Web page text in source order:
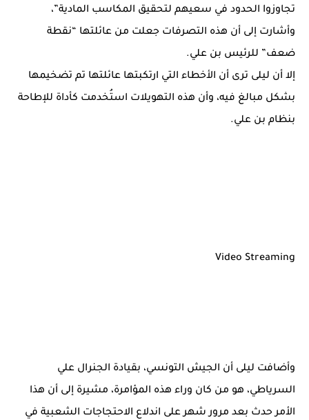
تجاوزوا الحدود في سعيهم لتحقيق المكاسب المادية”،
وأشارت إلى أن هذه التصرفات جعلت من عائلتها “نقطة
ضعف” للرئيس بن علي.
إلا أن ليلى ترى أن الأخطاء التي ارتكبتها عائلتها تم تضخيمها
بشكل مبالغ فيه، وأن هذه التهويلات استُخدمت كأداة للإطاحة
بنظام بن علي.
Video Streaming
وأضافت ليلى أن الجيش التونسي، بقيادة الجنرال علي
السرياطي، هو من كان وراء هذه المؤامرة، مشيرة إلى أن هذا
الأمر حدث بعد مرور شهر على اندلاع الاحتجاجات الشعبية في